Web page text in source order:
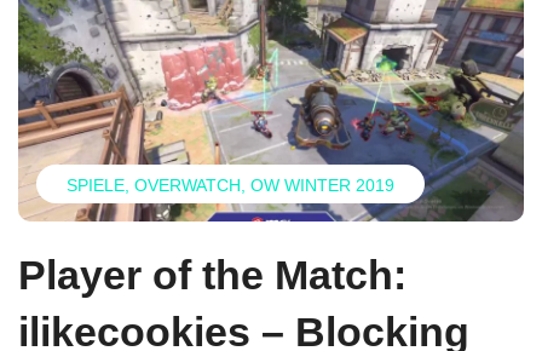
SPIELE OVERWATCH OW WINTER 2019
Player of the Match:
ilikecookies – Blocking